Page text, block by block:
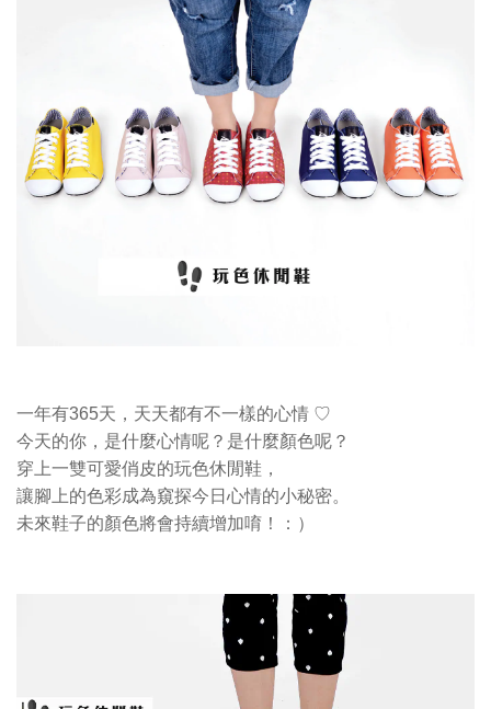
一年有365天，天天都有不一樣的心情 ♡
今天的你，是什麼心情呢？是什麼顏色呢？
穿上一雙可愛俏皮的玩色休閒鞋，
讓腳上的色彩成為窺探今日心情的小秘密。
未來鞋子的顏色將會持續增加唷！：）